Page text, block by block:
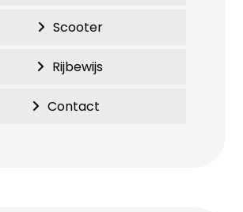
Scooter
Rijbewijs
Contact